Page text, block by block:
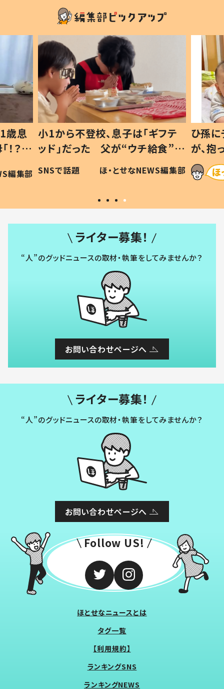
歳息
？」
編集部
小1から不登校、息子は「ギフテ
ッド」だった 父が“ウチ給食”を
作り続ける理由とは #令和の親
#令和の子
SNSで話題 ほ・とせなNEWS編集部
ひ孫
が、
「涙が
い」
ライター募集！
“人”のグッドニュースの取材・執筆をしてみませんか？
お問い合わせページへ
ライター募集！
“人”のグッドニュースの取材・執筆をしてみませんか？
お問い合わせページへ
Follow US!
ほとせなニュースとは
タグ一覧
【利用規約】
ランキングSNS
ランキングNEWS